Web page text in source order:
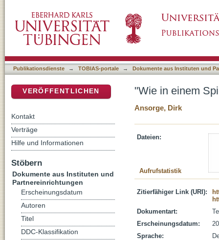
Publikationsdienste → TOBIAS-portale → Dokumente aus Instituten und
"Wie in einem
Ansorge, Dirk
Dateien:
Aufrufstatistik
Zitierfähiger Link (URI):
Dokumentart:
Erscheinungsdatum:
Sprache:
VERÖFFENTLICHEN
Kontakt
Verträge
Hilfe und Informationen
Stöbern
Dokumente aus Instituten und
Partnereinrichtungen
Erscheinungsdatum
Autoren
Titel
DDC-Klassifikation